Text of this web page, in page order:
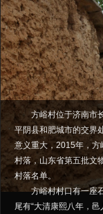
方峪村位于济南市
平阴县和肥城市的交界
意义重大，2015年，方
村落，山东省第五批文
村落名单。
方峪村村口有一座
尾有“大清康熙八年，